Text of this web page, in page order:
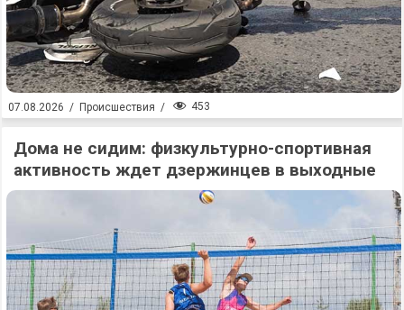
07.08.2026 / Происшествия / 453
Дома не сидим: физкультурно-спортивная
активность ждет дзержинцев в выходные